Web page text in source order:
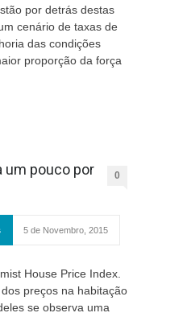
por detrás destas
cenário de taxas de
das condições
proporção da força
um pouco por
0
5 de Novembro, 2015
House Price Index.
preços na habitação
se observa uma